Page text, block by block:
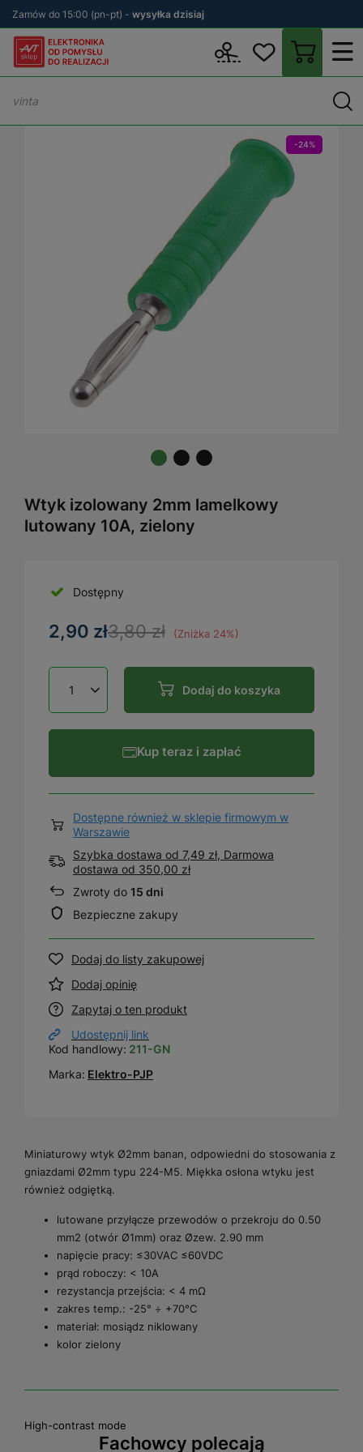
Zamów do 15:00 (pn-pt) - wysyłka dzisiaj
Akcesoria do
-24%
Wtyk izolowany 2mm lamelkowy
lutowany 10A, zielony
Dostępny
3,80 zł (Zniżka 24%)
2,90 zł
Dodaj do koszyka
Kup teraz i zapłać
Dostępne również w sklepie firmowym w
Warszawie
Szybka dostawa od 7,49 zł, Darmowa
dostawa od 350,00 zł
Zwroty do 15 dni
Bezpieczne zakupy
Dodaj do listy zakupowej
Dodaj opinię
Zapytaj o ten produkt
Udostępnij link
Kod handlowy: 211-GN
Marka: Elektro-PJP
Miniaturowy wtyk Ø2mm banan, odpowiedni do stosowania z
gniazdami Ø2mm typu 224-M5. Miękka osłona wtyku jest
również odgiętką.
lutowane przyłącze przewodów o przekroju do 0.50
mm2 (otwór Ø1mm) oraz Øzew. 2.90 mm
napięcie pracy: ≤30VAC ≤60VDC
prąd roboczy: < 10A
rezystancja przejścia: < 4 mΩ
zakres temp.: -25° ÷ +70°C
materiał: mosiądz niklowany
kolor zielony
High-contrast mode
Fachowcy polecają